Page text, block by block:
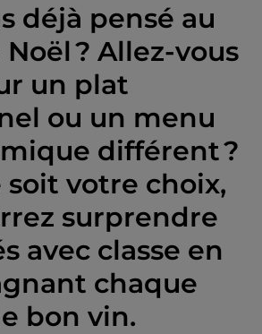
déjà pensé au
? Allez-vous
un plat
ou un menu
différent ?
soit votre choix,
surprendre
avec classe en
chaque
bon vin.